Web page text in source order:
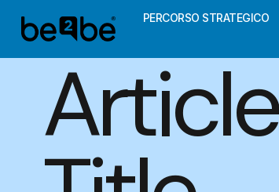
PERCORSO STRATEGICO
Article